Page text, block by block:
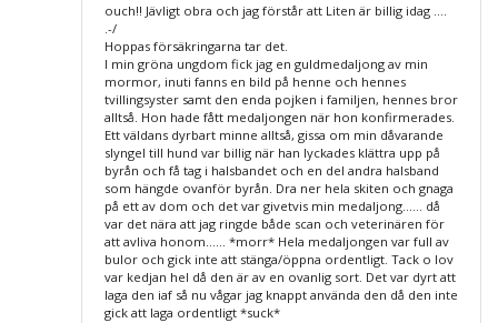
ouch!! Jävligt obra och jag förstår att Liten är billig idag ….
.-/
Hoppas försäkringarna tar det.
I min gröna ungdom fick jag en guldmedaljong av min
mormor, inuti fanns en bild på henne och hennes
tvillingsyster samt den enda pojken i familjen, hennes bror
alltså. Hon hade fått medaljongen när hon konfirmerades.
Ett väldans dyrbart minne alltså, gissa om min dåvarande
slyngel till hund var billig när han lyckades klättra upp på
byrån och få tag i halsbandet och en del andra halsband
som hängde ovanför byrån. Dra ner hela skiten och gnaga
på ett av dom och det var givetvis min medaljong…… då
var det nära att jag ringde både scan och veterinären för
att avliva honom…… *morr* Hela medaljongen var full av
bulor och gick inte att stänga/öppna ordentligt. Tack o lov
var kedjan hel då den är av en ovanlig sort. Det var dyrt att
laga den iaf så nu vågar jag knappt använda den då den inte
gick att laga ordentligt *suck*